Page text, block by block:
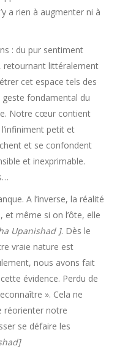
a rien à augmenter ni à
: du pur sentiment
retournant littéralement
cet espace tels des
fondamental du
Notre cœur contient
petit et
et se confondent
et inexprimable.
A l’inverse, la réalité
et même si on l’ôte, elle
Upanishad ]. Dès le
vraie nature est
nous avons fait
évidence. Perdu de
». Cela ne
réorienter notre
se défaire les